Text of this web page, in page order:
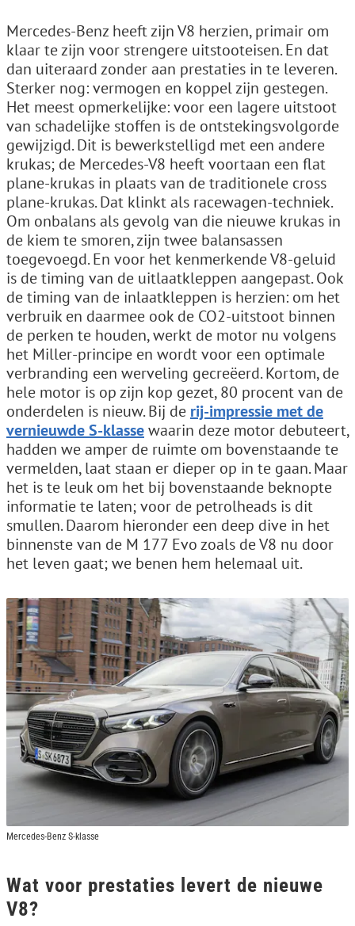
Mercedes-Benz heeft zijn V8 herzien, primair om
klaar te zijn voor strengere uitstooteisen. En dat
dan uiteraard zonder aan prestaties in te leveren.
Sterker nog: vermogen en koppel zijn gestegen.
Het meest opmerkelijke: voor een lagere uitstoot
van schadelijke stoffen is de ontstekingsvolgorde
gewijzigd. Dit is bewerkstelligd met een andere
krukas; de Mercedes-V8 heeft voortaan een flat
plane-krukas in plaats van de traditionele cross
plane-krukas. Dat klinkt als racewagen-techniek.
Om onbalans als gevolg van die nieuwe krukas in
de kiem te smoren, zijn twee balansassen
toegevoegd. En voor het kenmerkende V8-geluid
is de timing van de uitlaatkleppen aangepast. Ook
de timing van de inlaatkleppen is herzien: om het
verbruik en daarmee ook de CO2-uitstoot binnen
de perken te houden, werkt de motor nu volgens
het Miller-principe en wordt voor een optimale
verbranding een werveling gecreëerd. Kortom, de
hele motor is op zijn kop gezet, 80 procent van de
onderdelen is nieuw. Bij de rij-impressie met de
vernieuwde S-klassewaarin deze motor debuteert,
hadden we amper de ruimte om bovenstaande te
vermelden, laat staan er dieper op in te gaan. Maar
het is te leuk om het bij bovenstaande beknopte
informatie te laten; voor de petrolheads is dit
smullen. Daarom hieronder een deep dive in het
binnenste van de M 177 Evo zoals de V8 nu door
het leven gaat; we benen hem helemaal uit.
Mercedes-Benz S-klasse
Wat voor prestaties levert de nieuwe
V8?